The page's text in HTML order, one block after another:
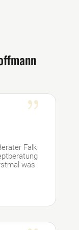
{
Falk
was